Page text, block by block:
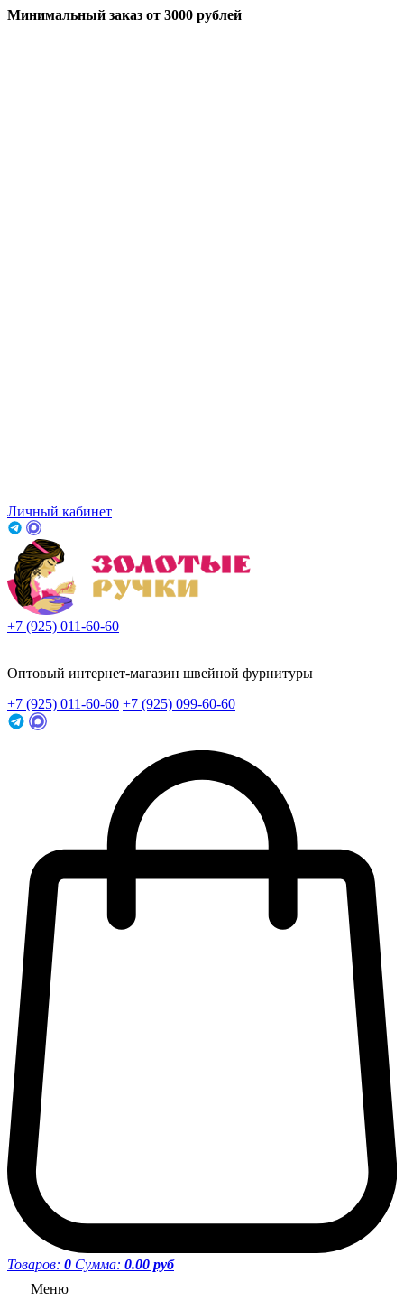
Минимальный заказ от 3000 рублей
Личный кабинет
+7 (925) 011-60-60
Оптовый интернет-магазин швейной фурнитуры
+7 (925) 011-60-60 +7 (925) 099-60-60
Товаров: 0 Сумма: 0.00 руб
Меню